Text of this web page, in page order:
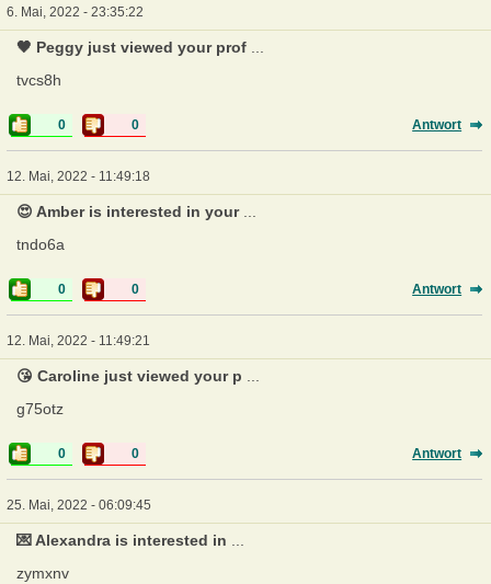
6. Mai, 2022 - 23:35:22
🖤 Peggy just viewed your prof ...
tvcs8h
0 0 Antwort
12. Mai, 2022 - 11:49:18
😍 Amber is interested in your...
tndo6a
0 0 Antwort
12. Mai, 2022 - 11:49:21
😘 Caroline just viewed your p ...
g75otz
0 0 Antwort
25. Mai, 2022 - 06:09:45
💌 Alexandra is interested in ...
zymxnv